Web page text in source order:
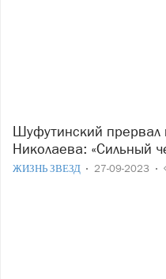
Шуфутинский прервал молчание о состоянии
Николаева: «Сильный
ЖИЗНЬ ЗВЕЗД 27-09-2023